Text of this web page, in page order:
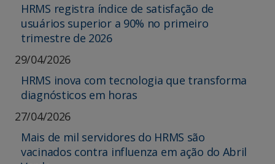
HRMS registra índice de satisfação de
usuários superior a 90% no primeiro
trimestre de 2026
29/04/2026
HRMS inova com tecnologia que transforma
diagnósticos em horas
27/04/2026
Mais de mil servidores do HRMS são
vacinados contra influenza em ação do Abril